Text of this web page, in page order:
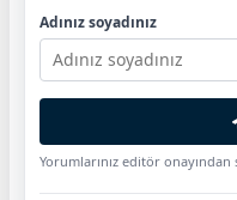
Adınız soyadınız
Yorumlarınız editör onayından